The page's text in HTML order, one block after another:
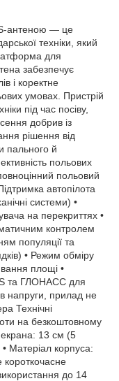
антеною — це
техніки, який
для
забезпечує
і коректне
умовах. Пристрій
під час посіву,
добрив із
рішення від
пального й
польових
польовий
автопілота
системи) •
на перекриттях •
контролем
популяції та
• Режим обміру
площі •
та ГЛОНАСС для
напруги, прилад не
Технічні
на безкоштовному
екрана: 13 см (5
Матеріал корпуса:
короткочасне
до 14